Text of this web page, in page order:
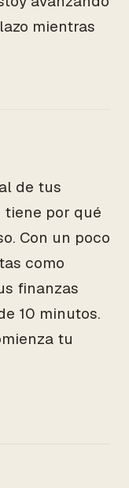
mientras
de tus
tiene por qué
Con un poco
como
finanzas
10 minutos.
tu